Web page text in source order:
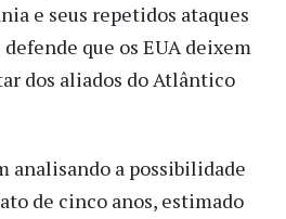
e seus repetidos ataques
que os EUA deixem
dos aliados do Atlântico
analisando a possibilidade
de cinco anos, estimado